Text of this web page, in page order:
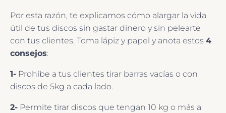
Por esta razón, te explicamos cómo alargar la vida
útil de tus discos sin gastar dinero y sin pelearte
con tus clientes. Toma lápiz y papel y anota estos 4
consejos:
1- Prohíbe a tus clientes tirar barras vacías o con
discos de 5kg a cada lado.
2- Permite tirar discos que tengan 10 kg o más a